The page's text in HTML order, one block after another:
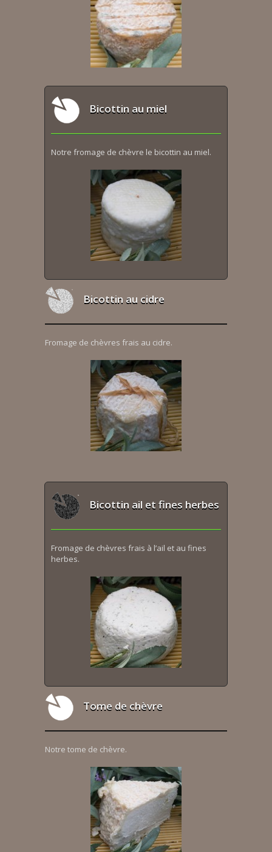
Bicottin au miel
Notre fromage de chèvre le bicottin au miel.
Bicottin au cidre
Fromage de chèvres frais au cidre.
Bicottin ail et fines herbes
Fromage de chèvres frais à l’ail et au fines
herbes.
Tome de chèvre
Notre tome de chèvre.